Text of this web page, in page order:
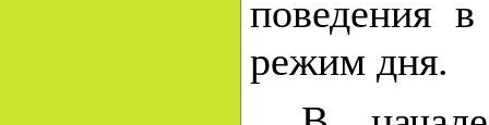
поведения в
режим дня.